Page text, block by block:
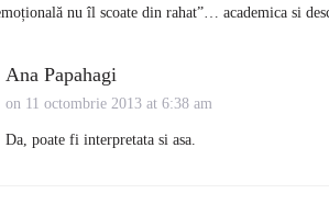
nu îl scoate din rahat”… academica si
Ana Papahagi
on 11 octombrie 2013 at 6:38 am
Da, poate fi interpretata si asa.